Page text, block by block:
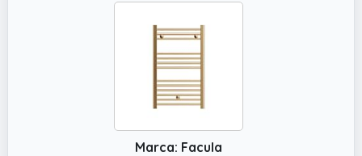
Marca: Facula